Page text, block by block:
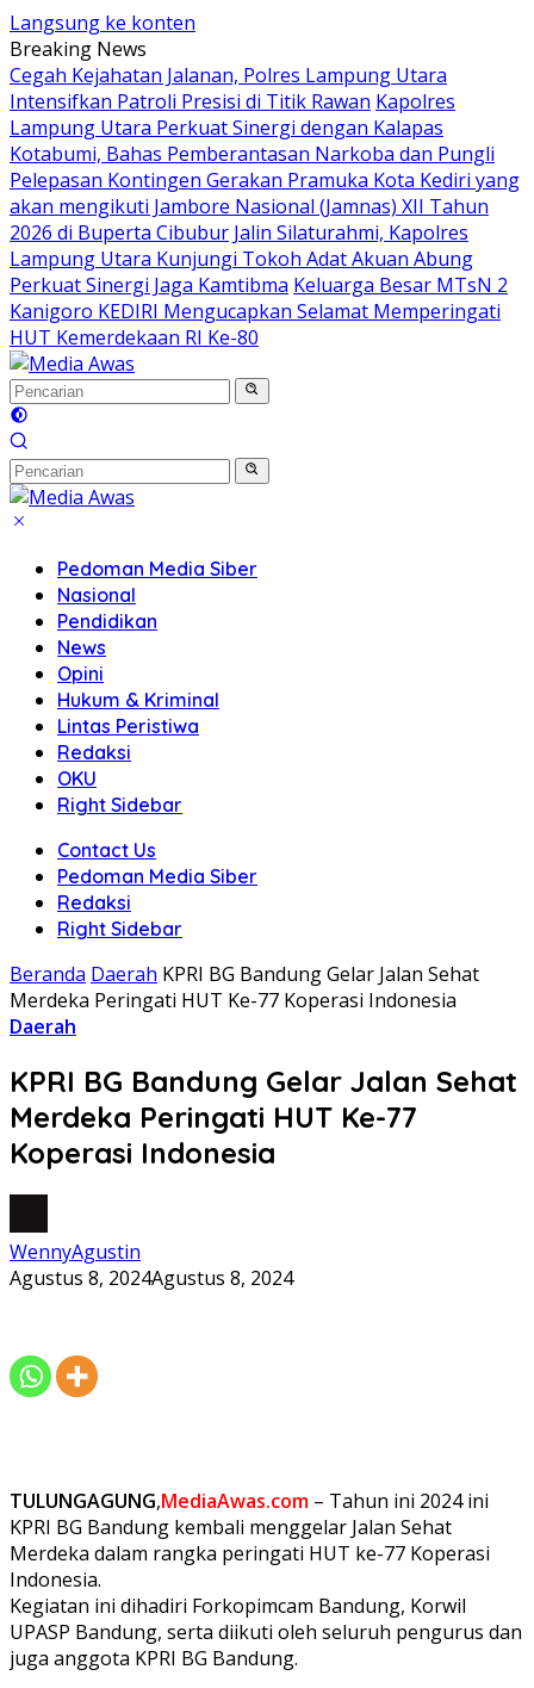
Langsung ke konten
Breaking News
Cegah Kejahatan Jalanan, Polres Lampung Utara
Intensifkan Patroli Presisi di Titik Rawan Kapolres
Lampung Utara Perkuat Sinergi dengan Kalapas
Kotabumi, Bahas Pemberantasan Narkoba dan Pungli
Pelepasan Kontingen Gerakan Pramuka Kota Kediri yang
akan mengikuti Jambore Nasional (Jamnas) XII Tahun
2026 di Buperta Cibubur Jalin Silaturahmi, Kapolres
Lampung Utara Kunjungi Tokoh Adat Akuan Abung
Perkuat Sinergi Jaga Kamtibma Keluarga Besar MTsN 2
Kanigoro KEDIRI Mengucapkan Selamat Memperingati
HUT Kemerdekaan RI Ke-80
Pedoman Media Siber
Nasional
Pendidikan
News
Opini
Hukum & Kriminal
Lintas Peristiwa
Redaksi
OKU
Right Sidebar
Contact Us
Pedoman Media Siber
Redaksi
Right Sidebar
Beranda Daerah KPRI BG Bandung Gelar Jalan Sehat
Merdeka Peringati HUT Ke-77 Koperasi Indonesia
Daerah
KPRI BG Bandung Gelar Jalan Sehat
Merdeka Peringati HUT Ke-77
Koperasi Indonesia
WennyAgustin
Agustus 8, 2024Agustus 8, 2024
TULUNGAGUNG,MediaAwas.com – Tahun ini 2024 ini
KPRI BG Bandung kembali menggelar Jalan Sehat
Merdeka dalam rangka peringati HUT ke-77 Koperasi
Indonesia.
Kegiatan ini dihadiri Forkopimcam Bandung, Korwil
UPASP Bandung, serta diikuti oleh seluruh pengurus dan
juga anggota KPRI BG Bandung.